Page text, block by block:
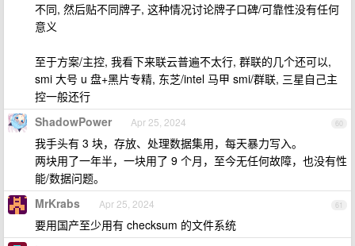
不同, 然后贴不同牌子, 这种情况讨论牌子口碑/可靠性没有任何
意义
至于方案/主控, 我看下来联云普遍不太行, 群联的几个还可以,
smi 大号 u 盘+黑片专精, 东芝/intel 马甲 smi/群联, 三星自己主
控一般还行
60
ShadowPower Apr 25, 2024
我手头有 3 块，存放、处理数据集用，每天暴力写入。
两块用了一年半，一块用了 9 个月，至今无任何故障，也没有性
能/数据问题。
61
MrKrabs Apr 25, 2024
要用国产至少用有 checksum 的文件系统